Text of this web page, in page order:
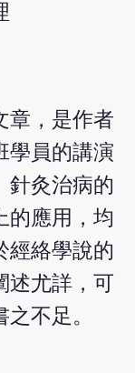
章，是作者
學員的講演
針灸治病的
的應用，均
經絡學說的
述尤詳，可
不足。